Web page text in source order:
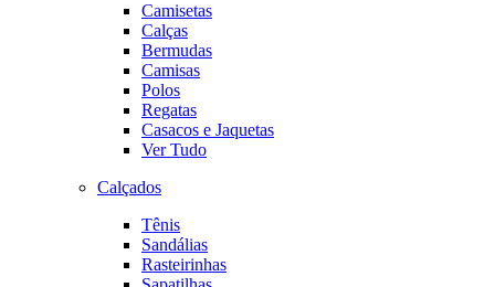
Camisetas
Calças
Bermudas
Camisas
Polos
Regatas
Casacos e Jaquetas
Ver Tudo
Calçados
Tênis
Sandálias
Rasteirinhas